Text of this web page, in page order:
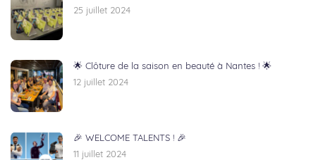
25 juillet 2024
🌟 Clôture de la saison en beauté à Nantes ! 🌟
12 juillet 2024
🎉 WELCOME TALENTS ! 🎉
11 juillet 2024